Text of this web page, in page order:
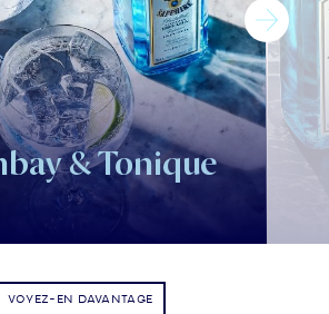
& Tonique
VOYEZ-EN DAVANTAGE